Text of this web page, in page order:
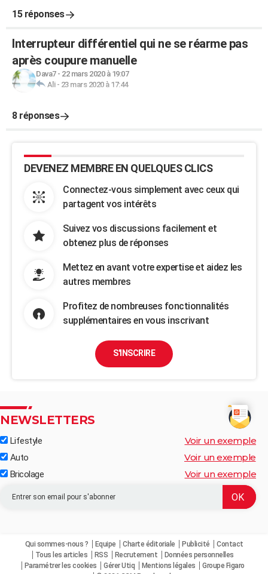
15 réponses
Interrupteur différentiel qui ne se réarme pas
après coupure manuelle
Dava7- 22 mars 2020 à 19:07
Ali- 23 mars 2020 à 17:44
8 réponses
DEVENEZ MEMBRE EN QUELQUES CLICS
Connectez-vous simplement avec ceux qui
partagent vos intérêts
Suivez vos discussions facilement et
obtenez plus de réponses
Mettez en avant votre expertise et aidez les
autres membres
Profitez de nombreuses fonctionnalités
supplémentaires en vous inscrivant
S'INSCRIRE
NEWSLETTERS
Lifestyle Voir un exemple
Auto Voir un exemple
Bricolage Voir un exemple
Qui sommes-nous ? Equipe Charte éditoriale Publicité
Contact
Tous les articles
RSS Recrutement
Données personnelles
Paramétrer les cookies
Gérer Utiq Mentions légales
Groupe Figaro